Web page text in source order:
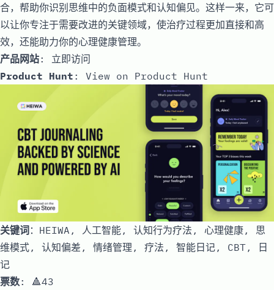
合，帮助你识别思维中的负面模式和认知偏见。这样一来，它可
以让你专注于需要改进的关键领域，使治疗过程更加直接和高
效，还能助力你的心理健康管理。
产品网站: 立即访问
Product Hunt : View on Product Hunt
关键词：HEIWA, 人工智能, 认知行为疗法, 心理健康, 思
维模式, 认知偏差, 情绪管理, 疗法, 智能日记, CBT, 日
记
票数: 🔺43